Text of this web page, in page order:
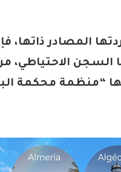
إيداع 11 شخصا السجن
“منظمة محكمة